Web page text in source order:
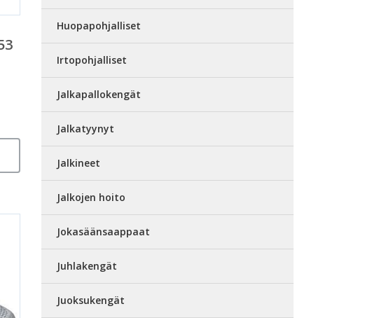
Huopapohjalliset
Irtopohjalliset
Jalkapallokengät
Jalkatyynyt
Jalkineet
Jalkojen hoito
Jokasäänsaappaat
Juhlakengät
Juoksukengät